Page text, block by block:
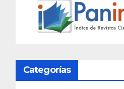
Categorías